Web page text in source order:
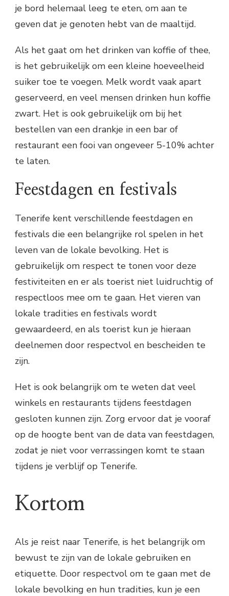
je bord helemaal leeg te eten, om aan te
geven dat je genoten hebt van de maaltijd.
Als het gaat om het drinken van koffie of thee,
is het gebruikelijk om een kleine hoeveelheid
suiker toe te voegen. Melk wordt vaak apart
geserveerd, en veel mensen drinken hun koffie
zwart. Het is ook gebruikelijk om bij het
bestellen van een drankje in een bar of
restaurant een fooi van ongeveer 5-10% achter
te laten.
Feestdagen en festivals
Tenerife kent verschillende feestdagen en
festivals die een belangrijke rol spelen in het
leven van de lokale bevolking. Het is
gebruikelijk om respect te tonen voor deze
festiviteiten en er als toerist niet luidruchtig of
respectloos mee om te gaan. Het vieren van
lokale tradities en festivals wordt
gewaardeerd, en als toerist kun je hieraan
deelnemen door respectvol en bescheiden te
zijn.
Het is ook belangrijk om te weten dat veel
winkels en restaurants tijdens feestdagen
gesloten kunnen zijn. Zorg ervoor dat je vooraf
op de hoogte bent van de data van feestdagen,
zodat je niet voor verrassingen komt te staan
tijdens je verblijf op Tenerife.
Kortom
Als je reist naar Tenerife, is het belangrijk om
bewust te zijn van de lokale gebruiken en
etiquette. Door respectvol om te gaan met de
lokale bevolking en hun tradities, kun je een